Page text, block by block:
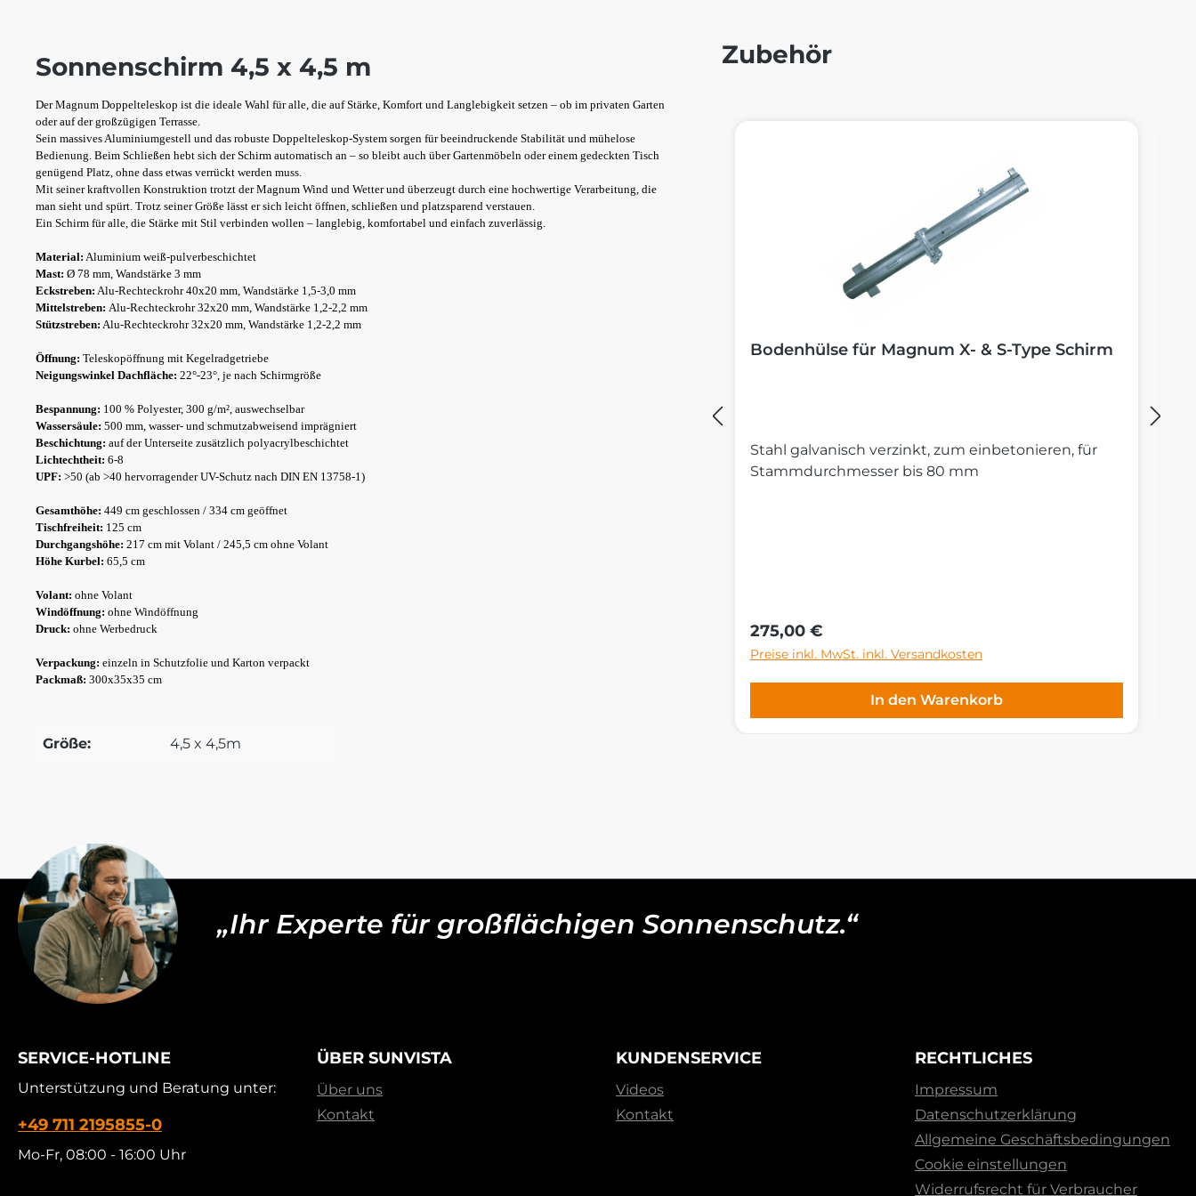
Sonnenschirm 4,5 x 4,5 m
Der Magnum Doppelteleskop ist die ideale Wahl für alle, die auf Stärke, Komfort und Langlebigkeit setzen – ob im privaten Garten
oder auf der großzügigen Terrasse.
Sein massives Aluminiumgestell und das robuste Doppelteleskop-System sorgen für beeindruckende Stabilität und mühelose
Bedienung. Beim Schließen hebt sich der Schirm automatisch an – so bleibt auch über Gartenmöbeln oder einem gedeckten Tisch
genügend Platz, ohne dass etwas verrückt werden muss.
Mit seiner kraftvollen Konstruktion trotzt der Magnum Wind und Wetter und überzeugt durch eine hochwertige Verarbeitung, die
man sieht und spürt. Trotz seiner Größe lässt er sich leicht öffnen, schließen und platzsparend verstauen.
Ein Schirm für alle, die Stärke mit Stil verbinden wollen – langlebig, komfortabel und einfach zuverlässig.
Material: Aluminium weiß-pulverbeschichtet
Mast: Ø 78 mm, Wandstärke 3 mm
Eckstreben: Alu-Rechteckrohr 40x20 mm, Wandstärke 1,5-3,0 mm
Mittelstreben: Alu-Rechteckrohr 32x20 mm, Wandstärke 1,2-2,2 mm
Stützstreben: Alu-Rechteckrohr 32x20 mm, Wandstärke 1,2-2,2 mm
Öffnung: Teleskopöffnung mit Kegelradgetriebe
Neigungswinkel Dachfläche: 22°-23°, je nach Schirmgröße
Bespannung: 100 % Polyester, 300 g/m², auswechselbar
Wassersäule: 500 mm, wasser- und schmutzabweisend imprägniert
Beschichtung: auf der Unterseite zusätzlich polyacrylbeschichtet
Lichtechtheit: 6-8
UPF: >50 (ab >40 hervorragender UV-Schutz nach DIN EN 13758-1)
Gesamthöhe: 449 cm geschlossen / 334 cm geöffnet
Tischfreiheit: 125 cm
Durchgangshöhe: 217 cm mit Volant / 245,5 cm ohne Volant
Höhe Kurbel: 65,5 cm
Volant: ohne Volant
Windöffnung: ohne Windöffnung
Druck: ohne Werbedruck
Verpackung: einzeln in Schutzfolie und Karton verpackt
Packmaß: 300x35x35 cm
Größe: 4,5 x 4,5m
Zubehör
Bodenhülse für Magnum X- & S-Type Schirm
Stahl galvanisch verzinkt, zum einbetonieren, für
Stammdurchmesser bis 80 mm
Regulärer Preis:
275,00 €
Preise inkl. MwSt. inkl. Versandkosten
In den Warenkorb
„Ihr Experte für großflächigen Sonnenschutz.“
SERVICE-HOTLINE
Unterstützung und Beratung unter:
+49 711 2195855-0
Mo-Fr, 08:00 - 16:00 Uhr
ÜBER SUNVISTA
Über uns
Kontakt
KUNDENSERVICE
Videos
Kontakt
RECHTLICHES
Impressum
Datenschutzerklärung
Allgemeine Geschäftsbedingungen
Cookie einstellungen
Widerrufsrecht für Verbraucher